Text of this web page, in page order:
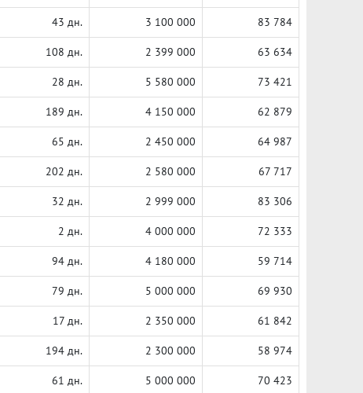
43 дн. 3 100 000 83 784
108 дн. 2 399 000 63 634
28 дн. 5 580 000 73 421
189 дн. 4 150 000 62 879
65 дн. 2 450 000 64 987
202 дн. 2 580 000 67 717
32 дн. 2 999 000 83 306
2 дн. 4 000 000 72 333
94 дн. 4 180 000 59 714
79 дн. 5 000 000 69 930
17 дн. 2 350 000 61 842
194 дн. 2 300 000 58 974
61 дн. 5 000 000 70 423